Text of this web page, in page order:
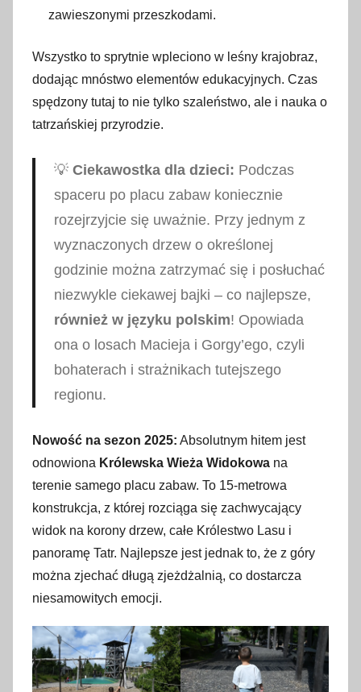
zawieszonymi przeszkodami.
Wszystko to sprytnie wpleciono w leśny krajobraz,
dodając mnóstwo elementów edukacyjnych. Czas
spędzony tutaj to nie tylko szaleństwo, ale i nauka o
tatrzańskiej przyrodzie.
💡 Ciekawostka dla dzieci: Podczas
spaceru po placu zabaw koniecznie
rozejrzyjcie się uważnie. Przy jednym z
wyznaczonych drzew o określonej
godzinie można zatrzymać się i posłuchać
niezwykle ciekawej bajki – co najlepsze,
również w języku polskim! Opowiada
ona o losach Macieja i Gorgy’ego, czyli
bohaterach i strażnikach tutejszego
regionu.
Nowość na sezon 2025: Absolutnym hitem jest
odnowiona Królewska Wieża Widokowa na
terenie samego placu zabaw. To 15-metrowa
konstrukcja, z której rozciąga się zachwycający
widok na korony drzew, całe Królestwo Lasu i
panoramę Tatr. Najlepsze jest jednak to, że z góry
można zjechać długą zjeżdżalnią, co dostarcza
niesamowitych emocji.